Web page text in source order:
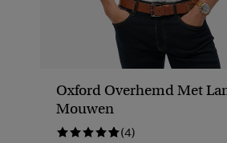
Oxford Overhemd Met
Mouwen
(4)